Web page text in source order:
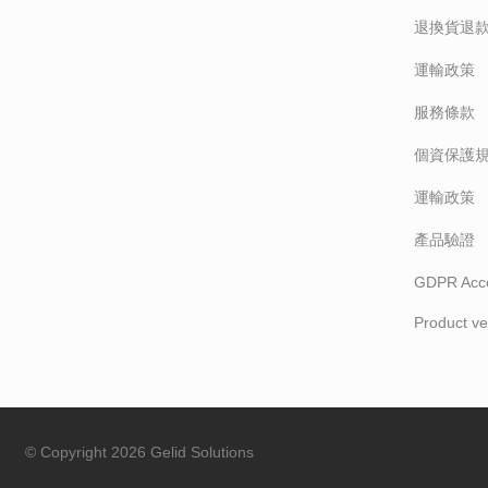
退換貨退
運輸政策
服務條款
個資保護
運輸政策
產品驗證
GDPR
Product
© Copyright 2026 Gelid Solutions